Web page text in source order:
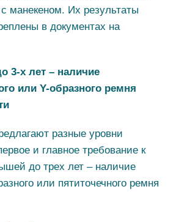
с манекеном. Их результаты
в документах на
3-х лет – наличие
илиY-образного ремня
разные уровни
и главное требование к
до трех лет – наличие
или пятиточечного ремня